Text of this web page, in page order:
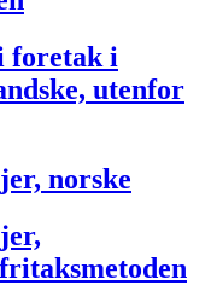
foretak i
utenfor
norske